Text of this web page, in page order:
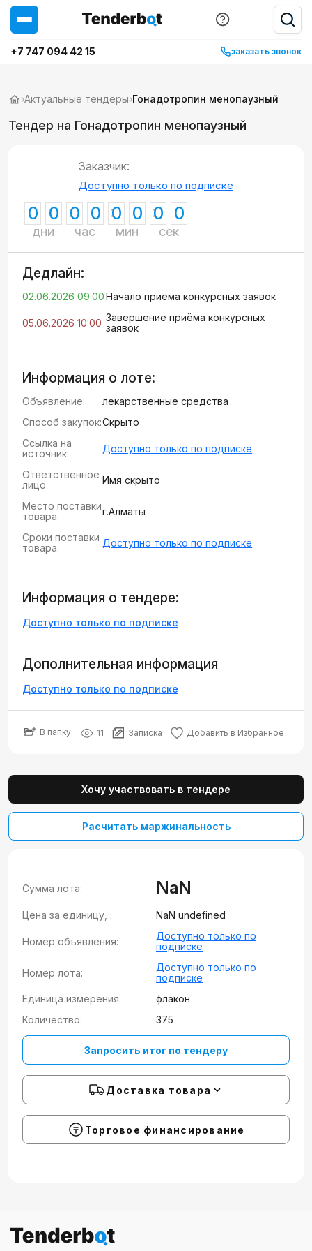
+7 747 094 42 15 заказать звонок
›Актуальные тендеры›Гонадотропин менопаузный
Тендер на Гонадотропин менопаузный
Заказчик:
Доступно только по подписке
0 0
дни
0 0
час
0 0
мин
0 0
сек
Дедлайн:
02.06.2026 09:00Начало приёма конкурсных заявок
05.06.2026 10:00 Завершение приёма конкурсных
заявок
Информация о лоте:
Объявление:
лекарственные средства
Способ закупок:Скрыто
Ссылка на
источник:
Доступно только по подписке
Ответственное
лицо:
Имя скрыто
Место поставки
товара:
г.Алматы
Сроки поставки
товара:
Доступно только по подписке
Информация о тендере:
Доступно только по подписке
Дополнительная информация
Доступно только по подписке
В папку 11 Записка Добавить в Избранное
Хочу участвовать в тендере
Расчитать маржинальность
Сумма лота: NaN
Цена за единицу, : NaN undefined
Номер объявления:
Доступно только по
подписке
Номер лота:
Доступно только по
подписке
Единица измерения:
флакон
Количество:
375
Запросить итог по тендеру
Доставка товара
Торговое финансирование